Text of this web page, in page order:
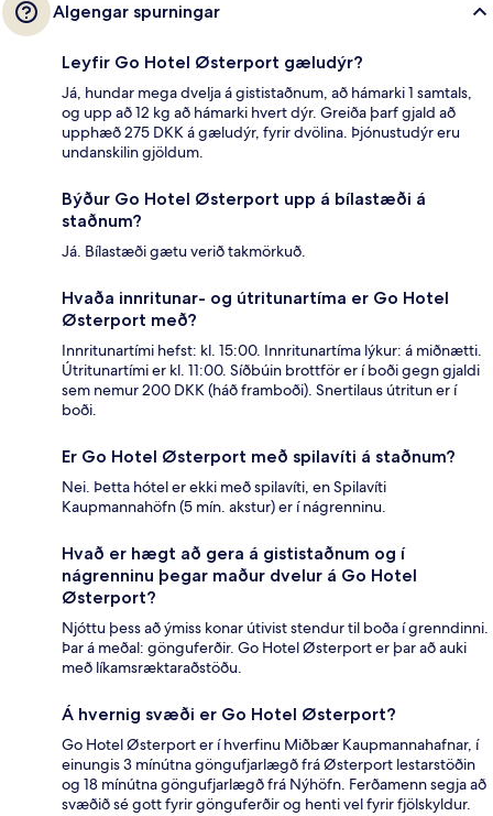
Algengar spurningar
Leyfir Go Hotel Østerport gæludýr?
Já, hundar mega dvelja á gististaðnum, að hámarki 1 samtals,
og upp að 12 kg að hámarki hvert dýr. Greiða þarf gjald að
upphæð 275 DKK á gæludýr, fyrir dvölina. Þjónustudýr eru
undanskilin gjöldum.
Býður Go Hotel Østerport upp á bílastæði á
staðnum?
Já. Bílastæði gætu verið takmörkuð.
Hvaða innritunar- og útritunartíma er Go Hotel
Østerport með?
Innritunartími hefst: kl. 15:00. Innritunartíma lýkur: á miðnætti.
Útritunartími er kl. 11:00. Síðbúin brottför er í boði gegn gjaldi
sem nemur 200 DKK (háð framboði). Snertilaus útritun er í
boði.
Er Go Hotel Østerport með spilavíti á staðnum?
Nei. Þetta hótel er ekki með spilavíti, en Spilavíti
Kaupmannahöfn (5 mín. akstur) er í nágrenninu.
Hvað er hægt að gera á gististaðnum og í
nágrenninu þegar maður dvelur á Go Hotel
Østerport?
Njóttu þess að ýmiss konar útivist stendur til boða í grenndinni.
Þar á meðal: gönguferðir. Go Hotel Østerport er þar að auki
með líkamsræktaraðstöðu.
Á hvernig svæði er Go Hotel Østerport?
Go Hotel Østerport er í hverfinu Miðbær Kaupmannahafnar, í
einungis 3 mínútna göngufjarlægð frá Østerport lestarstöðin
og 18 mínútna göngufjarlægð frá Nýhöfn. Ferðamenn segja að
svæðið sé gott fyrir gönguferðir og henti vel fyrir fjölskyldur.